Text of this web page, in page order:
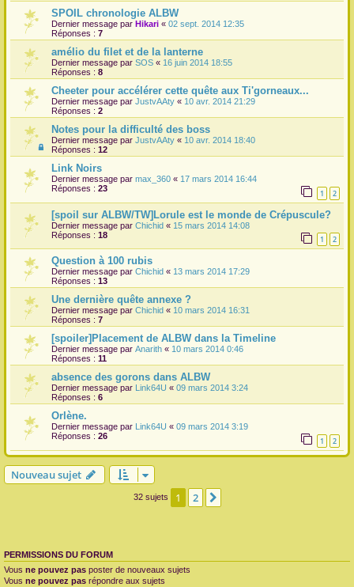
SPOIL chronologie ALBW
Dernier message par Hikari « 02 sept. 2014 12:35
Réponses : 7
amélio du filet et de la lanterne
Dernier message par SOS « 16 juin 2014 18:55
Réponses : 8
Cheeter pour accélérer cette quête aux Ti'gorneaux...
Dernier message par JustvAAty « 10 avr. 2014 21:29
Réponses : 2
Notes pour la difficulté des boss
Dernier message par JustvAAty « 10 avr. 2014 18:40
Réponses : 12
Link Noirs
Dernier message par max_360 « 17 mars 2014 16:44
Réponses : 23 1 2
[spoil sur ALBW/TW]Lorule est le monde de Crépuscule?
Dernier message par Chichid « 15 mars 2014 14:08
Réponses : 18 1 2
Question à 100 rubis
Dernier message par Chichid « 13 mars 2014 17:29
Réponses : 13
Une dernière quête annexe ?
Dernier message par Chichid « 10 mars 2014 16:31
Réponses : 7
[spoiler]Placement de ALBW dans la Timeline
Dernier message par Anarith « 10 mars 2014 0:46
Réponses : 11
absence des gorons dans ALBW
Dernier message par Link64U « 09 mars 2014 3:24
Réponses : 6
Orlène.
Dernier message par Link64U « 09 mars 2014 3:19
Réponses : 26 1 2
Nouveau sujet
32 sujets 1 2
PERMISSIONS DU FORUM
Vous ne pouvez pas poster de nouveaux sujets
Vous ne pouvez pas répondre aux sujets